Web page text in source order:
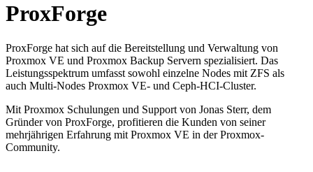
ProxForge
ProxForge hat sich auf die Bereitstellung und Verwaltung von
Proxmox VE und Proxmox Backup Servern spezialisiert. Das
Leistungsspektrum umfasst sowohl einzelne Nodes mit ZFS als
auch Multi-Nodes Proxmox VE- und Ceph-HCI-Cluster.
Mit Proxmox Schulungen und Support von Jonas Sterr, dem
Gründer von ProxForge, profitieren die Kunden von seiner
mehrjährigen Erfahrung mit Proxmox VE in der Proxmox-
Community.